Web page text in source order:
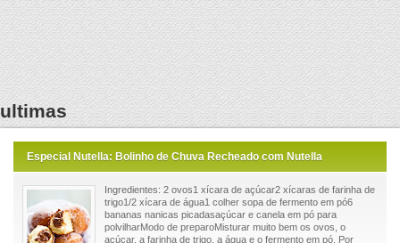
ultimas
Especial Nutella: Bolinho de Chuva Recheado com Nutella
Ingredientes: 2 ovos1 xícara de açúcar2 xícaras de farinha de
trigo1/2 xícara de água1 colher sopa de fermento em pó6
bananas nanicas picadasaçúcar e canela em pó para
polvilharModo de preparoMisturar muito bem os ovos, o
açúcar, a farinha de trigo, a água e o fermento em pó. Por